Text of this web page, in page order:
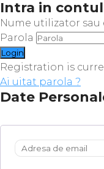
Intra in
Nume utilizator sau
Parola
Registration is
Ai uitat parola ?
Date